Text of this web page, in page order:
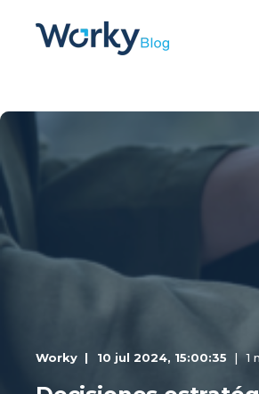
Worky 10 jul 2024, 15:00:35 1